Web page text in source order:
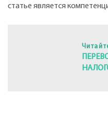
статье является